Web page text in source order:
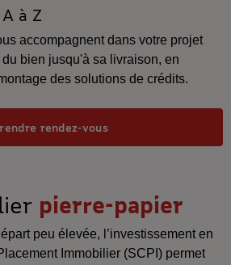
à Z
accompagnent dans votre projet
bien jusqu'à sa livraison, en
des solutions de crédits.
rendez-vousPrenez un rendez-
pierre-papier
peu élevée, l’investissement en
Immobilier (SCPI) permet